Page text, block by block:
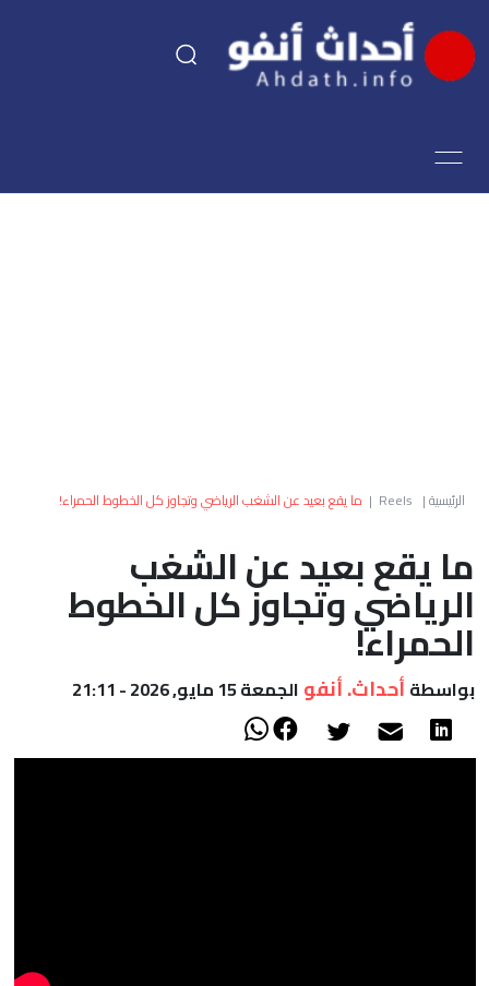
اقتصاد
العالم
أعمدة
الصحراء
الرئيسية|
Reels
| ما يقع بعيد عن الشغب الرياضي وتجاوز كل الخطوط الحمراء!
ما يقع بعيد عن الشغب
الرياضي وتجاوز كل الخطوط
الحمراء!
بواسطة أحداث. أنفو الجمعة 15 مايو, 2026 - 21:11